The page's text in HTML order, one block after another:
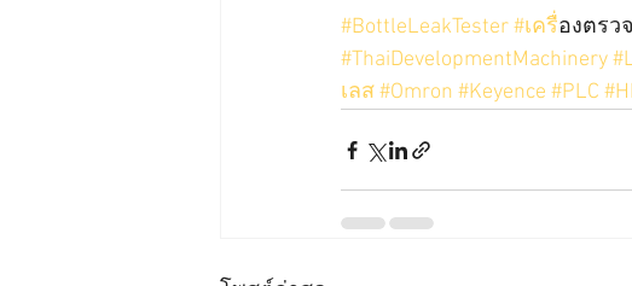
#BottleLeakTester#เครองตรว
#ThaiDevelopmentMachinery
เลส#Omron #Keyence #PLC